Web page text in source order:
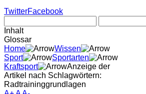
TwitterFacebook
Inhalt
Glossar
Home
Wissen
Sport
Sportarten
Kraftsport
Anzeige der
Artikel nach Schlagwörtern:
Radtraininggrundlagen